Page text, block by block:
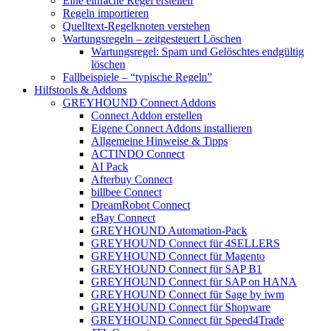
Regeln importieren
Quelltext-Regelknoten verstehen
Wartungsregeln – zeitgesteuert Löschen
Wartungsregel: Spam und Gelöschtes endgültig
löschen
Fallbeispiele – “typische Regeln”
Hilfstools & Addons
GREYHOUND Connect Addons
Connect Addon erstellen
Eigene Connect Addons installieren
Allgemeine Hinweise & Tipps
ACTINDO Connect
AI Pack
Afterbuy Connect
billbee Connect
DreamRobot Connect
eBay Connect
GREYHOUND Automation-Pack
GREYHOUND Connect für 4SELLERS
GREYHOUND Connect für Magento
GREYHOUND Connect für SAP B1
GREYHOUND Connect für SAP on HANA
GREYHOUND Connect für Sage by iwm
GREYHOUND Connect für Shopware
GREYHOUND Connect für Speed4Trade